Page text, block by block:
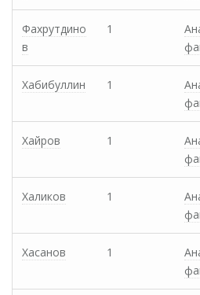
Фахрутдино
в
1
Хабибуллин 1
Хайров 1
Халиков 1
Хасанов 1